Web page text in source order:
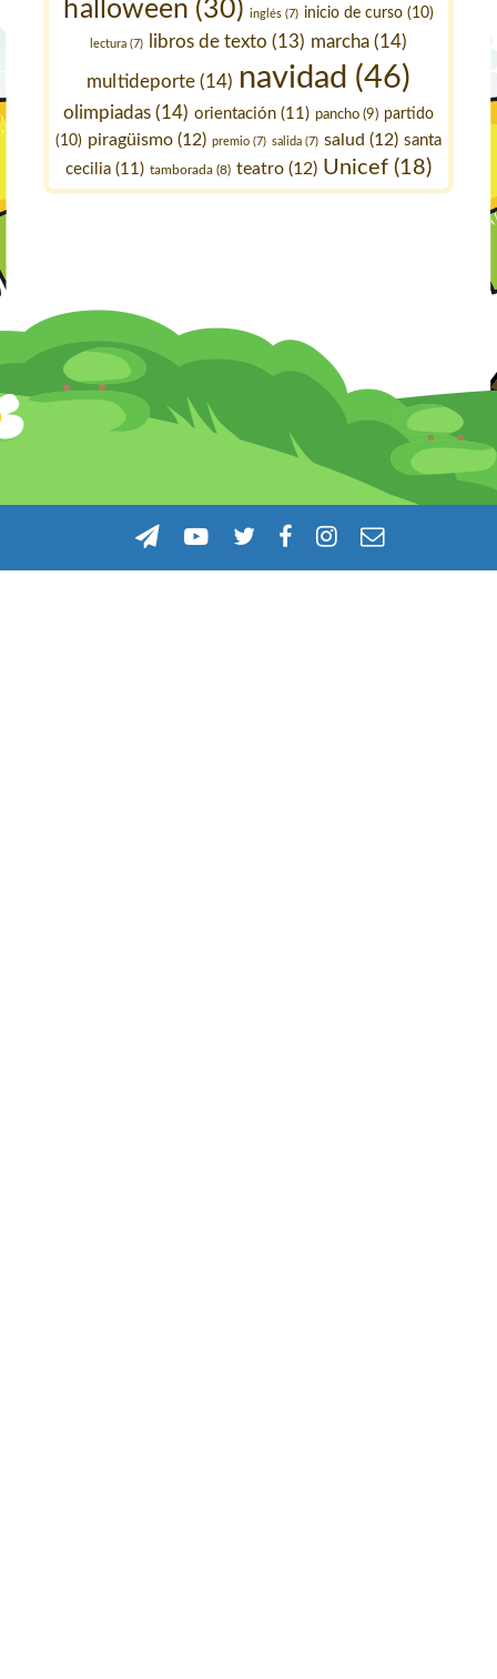
halloween (30) inglés(7) inicio de curso(10)
lectura (7) libros de texto (13) marcha (14)
multideporte(14) navidad (46)
olimpiadas (14) orientación (11) pancho (9) partido
(10) piragüismo (12) premio (7) salida (7) salud (12) santa
cecilia (11) tamborada (8) teatro (12) Unicef (18)